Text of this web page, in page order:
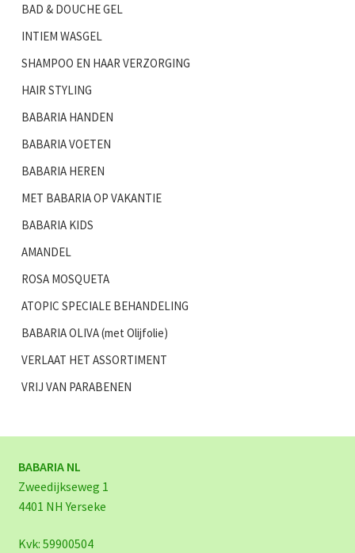
BAD & DOUCHE GEL
INTIEM WASGEL
SHAMPOO EN HAAR VERZORGING
HAIR STYLING
BABARIA HANDEN
BABARIA VOETEN
BABARIA HEREN
MET BABARIA OP VAKANTIE
BABARIA KIDS
AMANDEL
ROSA MOSQUETA
ATOPIC SPECIALE BEHANDELING
BABARIA OLIVA (met Olijfolie)
VERLAAT HET ASSORTIMENT
VRIJ VAN PARABENEN
BABARIA NL
Zweedijkseweg 1
4401 NH Yerseke
Kvk: 59900504